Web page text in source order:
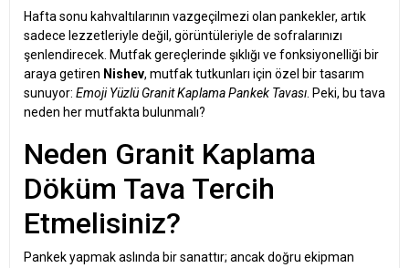
Hafta sonu kahvaltılarının vazgeçilmezi olan pankekler, artık
sadece lezzetleriyle değil, görüntüleriyle de sofralarınızı
şenlendirecek. Mutfak gereçlerinde şıklığı ve fonksiyonelliği bir
araya getiren Nishev, mutfak tutkunları için özel bir tasarım
sunuyor: Emoji Yüzlü Granit Kaplama Pankek Tavası . Peki, bu tava
neden her mutfakta bulunmalı?
Neden Granit Kaplama
Döküm Tava Tercih
Etmelisiniz?
Pankek yapmak aslında bir sanattır; ancak doğru ekipman